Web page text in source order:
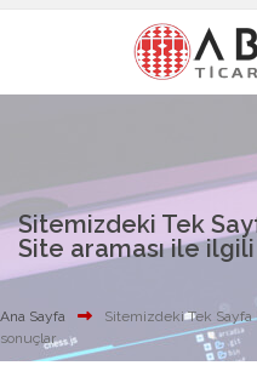
Sitemizdeki Tek
Site araması ile
Ana Sayfa
Sitemizdeki Tek Sayfa
sonuçlar